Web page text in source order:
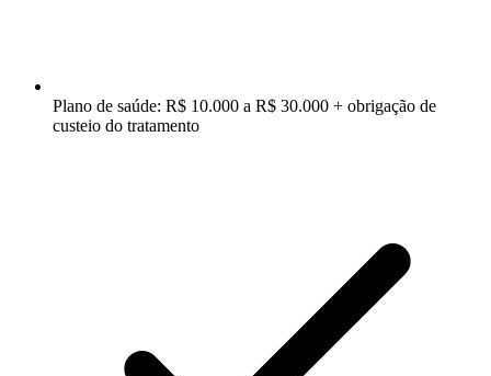
Plano de saúde: R$ 10.000 a R$ 30.000 + obrigação de
custeio do tratamento